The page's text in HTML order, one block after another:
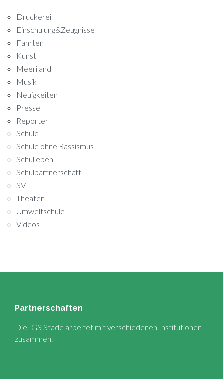
Druckerei
Einschulung&Zeugnisse
Fahrten
Kunst
Meeriland
Musik
Neuigkeiten
Presse
Reporter
Schule
Schule ohne Rassismus
Schulleben
Schulpartnerschaft
SV
Theater
Umweltschule
Videos
Partnerschaften
Die IGS Stade arbeitet mit verschiedenen Institutionen
zusammen.